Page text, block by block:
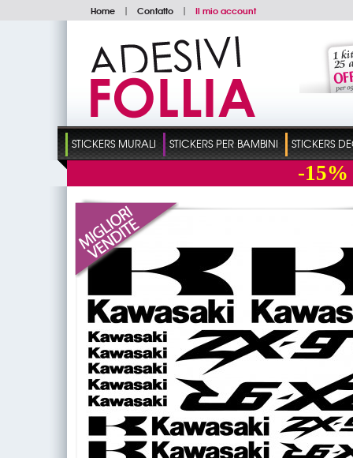
Home | Contatto | Il mio account
STICKERS MURALI STICKERS PER BAMBINI STICKERS
-15%